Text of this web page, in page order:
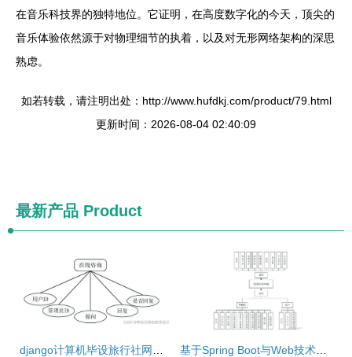
在音乐科技界的独特地位。它证明，在高度数字化的今天，顶尖的
音乐体验依然源于对物理细节的执着，以及对无形网络架构的深思
熟虑。
如若转载，请注明出处：http://www.hufdkj.com/product/79.html
更新时间：2026-08-04 02:40:09
最新产品 Product